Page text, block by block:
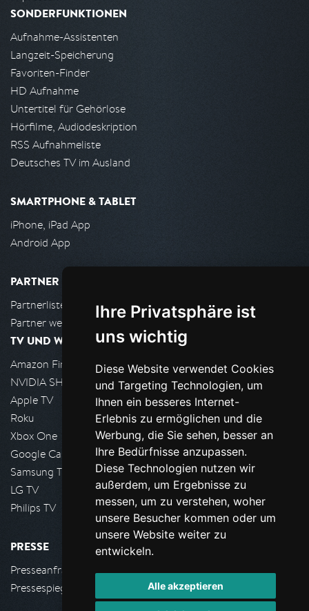
Ihre Privatsphäre ist
uns wichtig
Diese Website verwendet Cookies
und Targeting Technologien, um
Ihnen ein besseres Internet-
Erlebnis zu ermöglichen und die
Werbung, die Sie sehen, besser an
Ihre Bedürfnisse anzupassen.
Diese Technologien nutzen wir
außerdem, um Ergebnisse zu
messen, um zu verstehen, woher
unsere Besucher kommen oder um
unsere Website weiter zu
entwickeln.
Alle akzeptieren
SONDERFUNKTIONEN
Aufnahme-Assistenten
Langzeit-Speicherung
Favoriten-Finder
HD Aufnahme
Untertitel für Gehörlose
Hörfilme, Audiodeskription
RSS Aufnahmeliste
Deutsches TV im Ausland
SMARTPHONE & TABLET
iPhone, iPad App
Android App
PARTNER
Partnerliste
Partner werden
TV UND WOHNZIMMER
Amazon FireTV
NVIDIA SHIELD, Google TV
Apple TV
Roku
Xbox One
Google Cast
Samsung TV
LG TV
Philips TV
PRESSE
Presseanfrage stellen
Pressespiegel